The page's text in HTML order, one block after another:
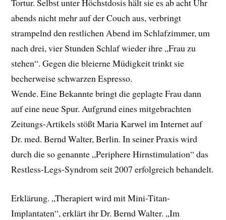
Tortur. Selbst unter Höchstdosis hält sie es ab acht Uhr
abends nicht mehr auf der Couch aus, verbringt
strampelnd den restlichen Abend im Schlafzimmer, um
nach drei, vier Stunden Schlaf wieder ihre „Frau zu
stehen“. Gegen die bleierne Müdigkeit trinkt sie
becherweise schwarzen Espresso.
Wende. Eine Bekannte bringt die geplagte Frau dann
auf eine neue Spur. Aufgrund eines mitgebrachten
Zeitungs-Artikels stößt Maria Karwel im Internet auf
Dr. med. Bernd Walter, Berlin. In seiner Praxis wird
durch die so genannte „Periphere Hirnstimulation“ das
Restless-Legs-Syndrom seit 2007 erfolgreich behandelt.
Erklärung. „Therapiert wird mit Mini-Titan-
Implantaten“, erklärt ihr Dr. Bernd Walter. „Im